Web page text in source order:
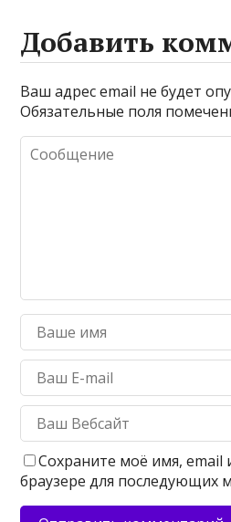
Добавить
Ваш адрес email не будет
Обязательные поля
Сохраните моё имя, email
браузере для последующих